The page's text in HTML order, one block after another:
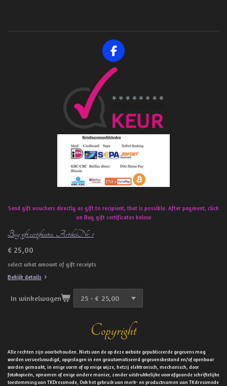
F
a
c
b
o
k
Send gift vouchers directly as gift to recipient, that is possible. After payment, click
on Buy gift certificates below
Buy gift certificates. ArtikelNr: 1
€ 25,00
select what amount of gift receipts
Bekijk details
In winkelwagen
Copyright
Alle rechten zijn voorbehouden. Niets van de op deze website gepubliceerde gegevens mag
worden verveelvoudigd, opgeslagen in een geautomatiseerd gegevensbestand en/of openbaar
worden gemaakt, in enige vorm of op enige wijze, hetzij elektronisch, mechanisch, door
fotokopieën, opnamen of enige andere manier, zonder uitdrukkelijke voorafgaande schriftelijke
toestemming van TKDressmode, Ook het gebruik van merk- en productnamen van TKdressmode